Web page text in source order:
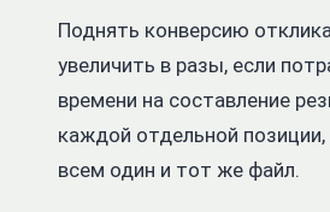
Поднять конверсию
увеличить в разы, если
времени на составление
каждой отдельной
всем один и тот же файл.